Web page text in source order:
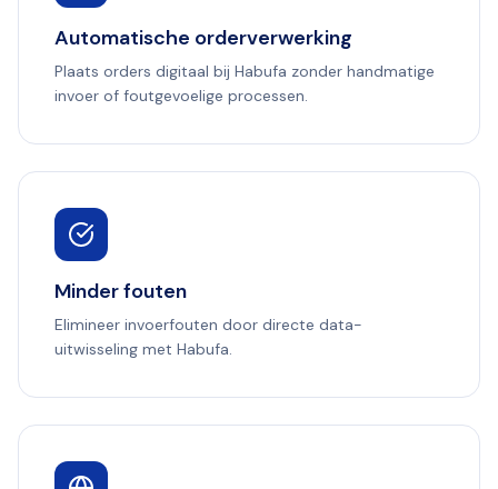
Automatische orderverwerking
Plaats orders digitaal bij Habufa zonder handmatige
invoer of foutgevoelige processen.
Minder fouten
Elimineer invoerfouten door directe data-
uitwisseling met Habufa.